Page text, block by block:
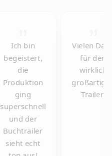
Ich bin
begeistert,
die
Produktion
ging
superschnell
und der
Buchtrailer
sieht echt
Vielen
für den
wirklich
Trailer!